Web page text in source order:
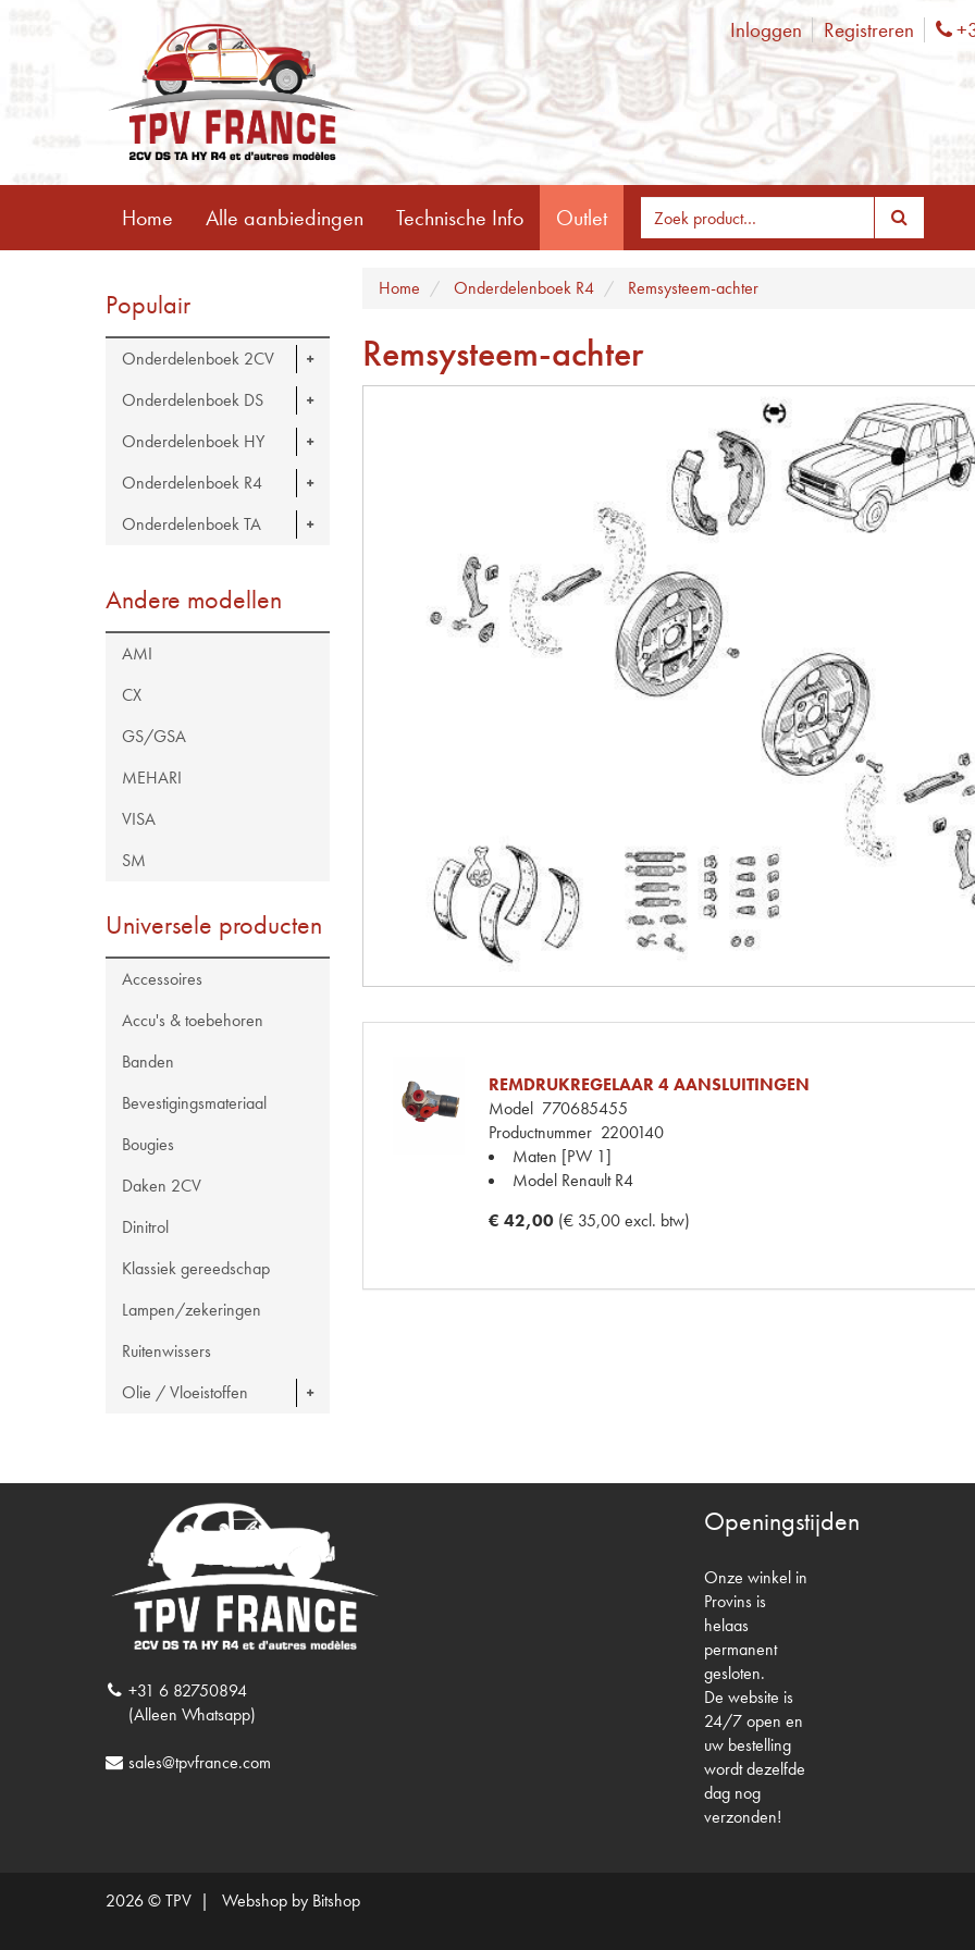
Inloggen Registreren
Home Alle aanbiedingen Technische Info Outlet
Populair
Onderdelenboek 2CV
Onderdelenboek DS
Onderdelenboek HY
Onderdelenboek R4
Onderdelenboek TA
Andere modellen
AMI
CX
GS/GSA
MEHARI
VISA
SM
Universele producten
Accessoires
Accu's & toebehoren
Banden
Bevestigingsmateriaal
Bougies
Daken 2CV
Dinitrol
Klassiek gereedschap
Lampen/zekeringen
Ruitenwissers
Olie / Vloeistoffen
Home Onderdelenboek R4 Remsysteem-achter
Remsysteem-achter
REMDRUKREGELAAR 4 AANSLUITINGEN
Model 770685455
Productnummer 2200140
Maten [PW 1]
Model Renault R4
€ 42,00 (€ 35,00 excl. btw)
+31 6 82750894
(Alleen Whatsapp)
sales@tpvfrance.com
Openingstijden
Onze winkel in
Provins is
helaas
permanent
gesloten.
De website is
24/7 open en
uw bestelling
wordt dezelfde
dag nog
verzonden!
2026 © TPV | Webshop by Bitshop